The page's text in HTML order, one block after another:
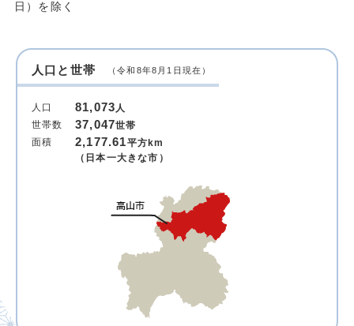
日）を除く
人口と世帯 （令和8年8月1日現在）
人口 81,073人
世帯数
37,047世帯
面積
2,177.61平方km
（日本一大きな市）